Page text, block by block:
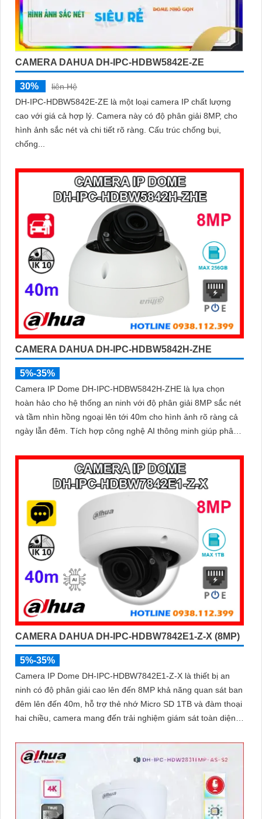
CAMERA DAHUA DH-IPC-HDBW5842E-ZE
30%
liên Hệ
DH-IPC-HDBW5842E-ZE là một loại camera IP chất lượng
cao với giá cả hợp lý. Camera này có độ phân giải 8MP, cho
hình ảnh sắc nét và chi tiết rõ ràng. Cấu trúc chống bụi,
chống...
CAMERA DAHUA DH-IPC-HDBW5842H-ZHE
5%-35%
Camera IP Dome DH-IPC-HDBW5842H-ZHE là lựa chọn
hoàn hảo cho hệ thống an ninh với độ phân giải 8MP sắc nét
và tầm nhìn hồng ngoại lên tới 40m cho hình ảnh rõ ràng cả
ngày lẫn đêm. Tích hợp công nghệ AI thông minh giúp phân
báo sai, đi kèm khe cắm thẻ nhớ 256GB lưu trữ lâu dài, hỗ
trợ POE tiện lợi và mức giá phải chăng
CAMERA DAHUA DH-IPC-HDBW7842E1-Z-X (8MP)
5%-35%
Camera IP Dome DH-IPC-HDBW7842E1-Z-X là thiết bị an
ninh có độ phân giải cao lên đến 8MP khả năng quan sát ban
đêm lên đến 40m, hỗ trợ thẻ nhớ Micro SD 1TB và đàm thoại
hai chiều, camera mang đến trải nghiệm giám sát toàn diện.
mặt và đếm người giúp nâng cao hiệu quả quản lý và an ninh
cho mọi không gian trong nhà